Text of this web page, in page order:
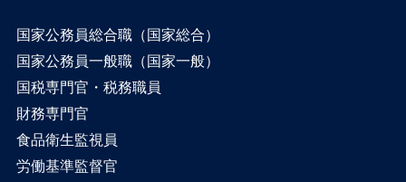
国家公務員総合職（国家総合）
国家公務員一般職（国家一般）
国税専門官・税務職員
財務専門官
食品衛生監視員
労働基準監督官